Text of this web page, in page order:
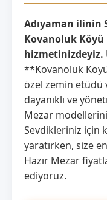
Adıyaman ilinin
Kovanoluk Köyü
hizmetinizdeyiz.
**Kovanoluk
özel zemin etüdü
dayanıklı ve
Mezar
Sevdikleriniz için
yaratırken, size
Hazır Mezar
ediyoruz.